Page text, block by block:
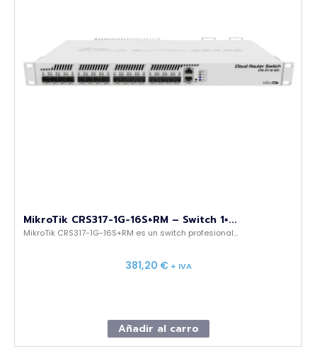
MikroTik CRS317-1G-16S+RM – Switch 1×...
MikroTik CRS317-1G-16S+RM es un switch profesional...
381,20 € + IVA
Añadir al carro